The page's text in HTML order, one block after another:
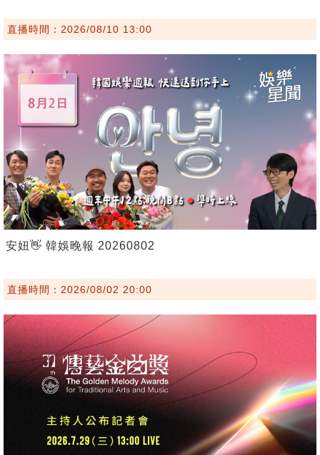
直播時間：2026/08/10 13:00
安妞👋 韓娛晚報 20260802
直播時間：2026/08/02 20:00